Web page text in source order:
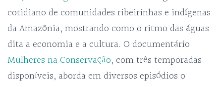
cotidiano de comunidades ribeirinhas e indígenas
da Amazônia, mostrando como o ritmo das águas
dita a economia e a cultura. O documentário
Mulheres na Conservação, com três temporadas
disponíveis, aborda em diversos episódios o